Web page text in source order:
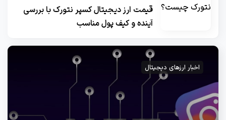
قیمت ارز دیجیتال کسپر نتورک با بررسی
آینده و کیف پول مناسب
اخبار ارزهای دیجیتال